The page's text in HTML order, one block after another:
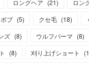
ロングヘア (21) ロン
ボブ (5) クセ毛 (18)
ズ (8) ウルフパーマ (8)
(8) 刈り上げショート (